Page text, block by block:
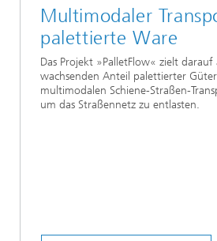
Multimodaler
palettierte Ware
Das Projekt »PalletFlow« zielt
wachsenden Anteil palettierter
multimodalen Schiene-Straßen-
um das Straßennetz zu entlasten.